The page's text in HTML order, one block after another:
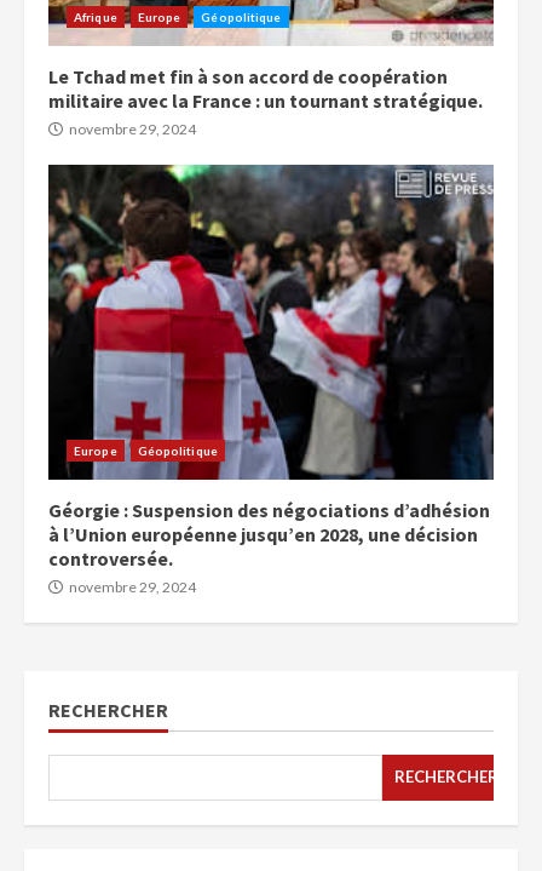
Afrique Europe Géopolitique
Le Tchad met fin à son accord de coopération
militaire avec la France : un tournant stratégique.
novembre 29, 2024
Europe Géopolitique
Géorgie : Suspension des négociations d’adhésion
à l’Union européenne jusqu’en 2028, une décision
controversée.
novembre 29, 2024
RECHERCHER
RECHERCHER